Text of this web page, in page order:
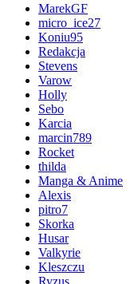
MarekGF
micro_ice27
Koniu95
Redakcja
Stevens
Varow
Holly
Sebo
Karcia
marcin789
Rocket
thilda
Manga & Anime
Alexis
pitro7
Skorka
Husar
Valkyrie
Kleszczu
Ryzus